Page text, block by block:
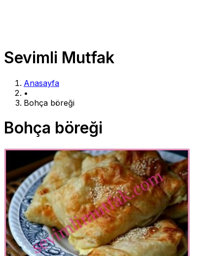
Sevimli Mutfak
Anasayfa
•
Bohça böreği
Bohça böreği